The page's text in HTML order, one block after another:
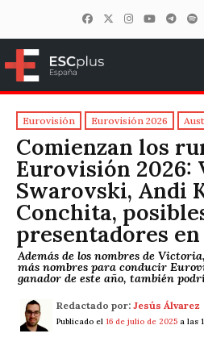
ESCplus España
Eurovisión Eurovisión 2026
Comienzan los
Eurovisión 2026:
Swarovski, Andi
Conchita,
presentadores
Además de los nombres de
más nombres para conducir
ganador de este año, también
Redactado por: Jesús Álvarez
Publicado el 16 de julio de 2025 a las